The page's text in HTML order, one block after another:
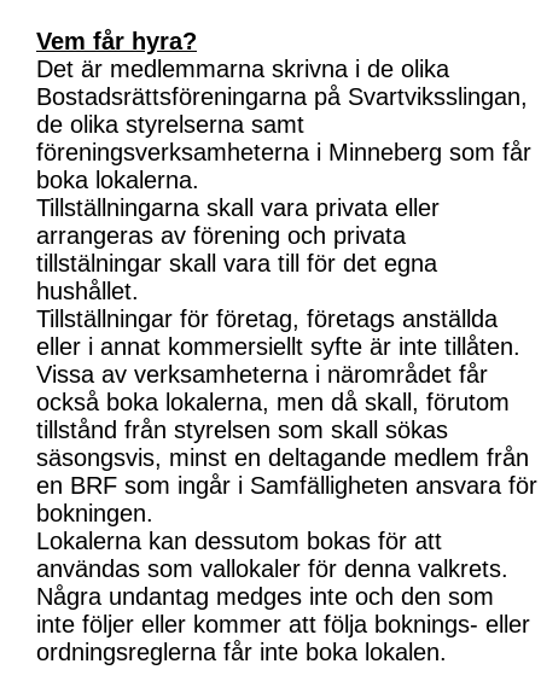
Vem får hyra?
Det är medlemmarna skrivna i de olika
Bostadsrättsföreningarna på Svartviksslingan,
de olika styrelserna samt
föreningsverksamheterna i Minneberg som får
boka lokalerna.
Tillställningarna skall vara privata eller
arrangeras av förening och privata
tillstälningar skall vara till för det egna
hushållet.
Tillställningar för företag, företags anställda
eller i annat kommersiellt syfte är inte tillåten.
Vissa av verksamheterna i närområdet får
också boka lokalerna, men då skall, förutom
tillstånd från styrelsen som skall sökas
säsongsvis, minst en deltagande medlem från
en BRF som ingår i Samfälligheten ansvara för
bokningen.
Lokalerna kan dessutom bokas för att
användas som vallokaler för denna valkrets.
Några undantag medges inte och den som
inte följer eller kommer att följa boknings- eller
ordningsreglerna får inte boka lokalen.